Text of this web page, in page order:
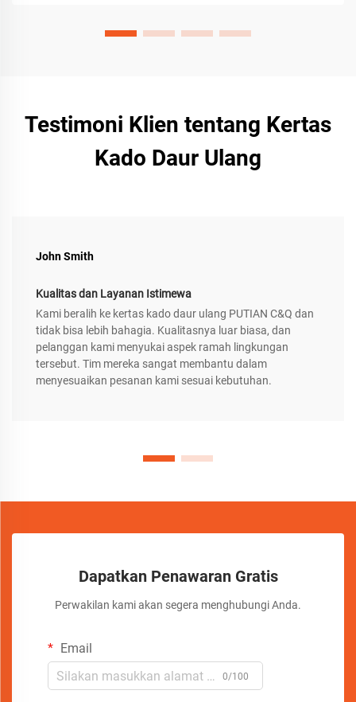
Testimoni Klien tentang Kertas
Kado Daur Ulang
John Smith
Kualitas dan Layanan Istimewa
Kami beralih ke kertas kado daur ulang PUTIAN C&Q dan
tidak bisa lebih bahagia. Kualitasnya luar biasa, dan
pelanggan kami menyukai aspek ramah lingkungan
tersebut. Tim mereka sangat membantu dalam
menyesuaikan pesanan kami sesuai kebutuhan.
Dapatkan Penawaran Gratis
Perwakilan kami akan segera menghubungi Anda.
Email
0/100